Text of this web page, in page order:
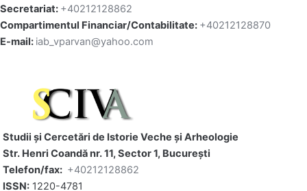
Secretariat: +40212128862
Compartimentul Financiar/Contabilitate: +40212128870
E-mail: iab_vparvan@yahoo.com
Studii și Cercetări de Istorie Veche și Arheologie
Str. Henri Coandă nr. 11, Sector 1, Bucureşti
Telefon/fax: +40212128862
ISSN: 1220-4781